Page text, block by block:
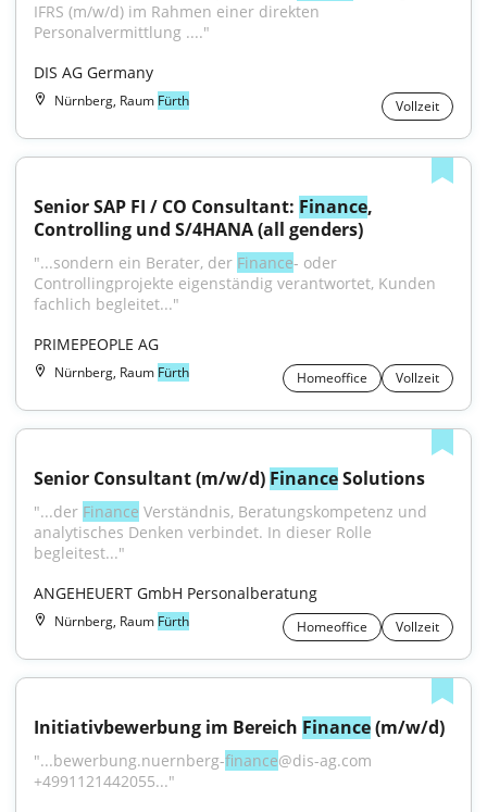
IFRS (m/w/d) im Rahmen einer direkten
Personalvermittlung ...."
DIS AG Germany
Nürnberg, Raum Fürth Vollzeit
Senior SAP FI / CO Consultant: Finance,
Controlling und S/4HANA (all genders)
"...sondern ein Berater, der Finance- oder
Controllingprojekte eigenständig verantwortet, Kunden
fachlich begleitet..."
PRIMEPEOPLE AG
Nürnberg, Raum Fürth Homeoffice Vollzeit
Senior Consultant (m/w/d) Finance Solutions
"...der Finance Verständnis, Beratungskompetenz und
analytisches Denken verbindet. In dieser Rolle
begleitest..."
ANGEHEUERT GmbH Personalberatung
Nürnberg, Raum Fürth Homeoffice Vollzeit
Initiativbewerbung im Bereich Finance (m/w/d)
"...bewerbung.nuernberg-finance@dis-ag.com
+4991121442055..."